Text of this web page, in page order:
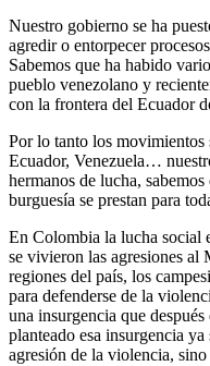
Nuestro gobierno se ha
agredir o entorpecer
Sabemos que ha habido
pueblo venezolano y
con la frontera del Ecuador
Por lo tanto los movimientos
Ecuador, Venezuela…
hermanos de lucha,
burguesía se prestan para
En Colombia la lucha social
se vivieron las agresiones al
regiones del país, los
para defenderse de la
una insurgencia que
planteado esa insurgencia
agresión de la violencia,